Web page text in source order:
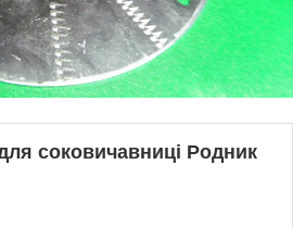
соковичавниці Родник